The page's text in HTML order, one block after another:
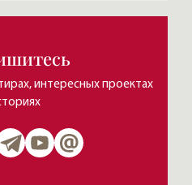
интересных проектах